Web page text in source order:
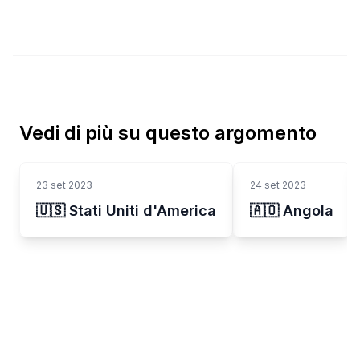
Vedi di più su questo argomento
23 set 2023
🇺🇸 Stati Uniti d'America
24 set 2023
🇦🇴 Angola